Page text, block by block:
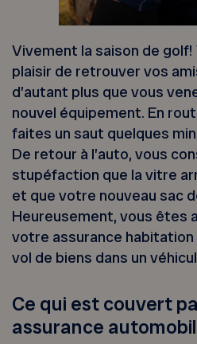
Vivement la saison de
plaisir de retrouver vos
d’autant plus que vous
nouvel équipement. En
faites un saut quelques
De retour à l’auto, vous
stupéfaction que la vitre
et que votre nouveau sac
Heureusement, vous êtes
votre assurance habitation
vol de biens dans un
Ce qui est couvert
assurance